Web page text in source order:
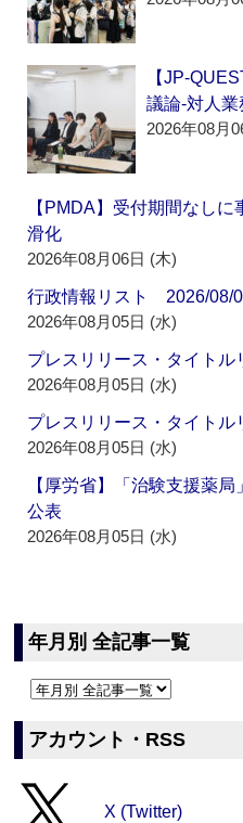
【JP-
議論‐対人
2026年08月
【PMDA】受付期間なし
滑化
2026年08月06日 (木)
行政情報リスト 2026/08/
2026年08月05日 (水)
プレスリリース・タイト
2026年08月05日 (水)
プレスリリース・タイト
2026年08月05日 (水)
【厚労省】「治験支援薬
公表
2026年08月05日 (水)
年月別 全記事一覧
アカウント・RSS
X (Twitter)